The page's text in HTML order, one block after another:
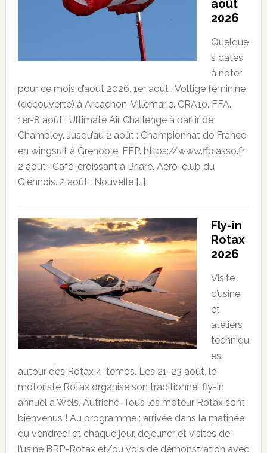
août
2026
Quelque
s dates
à noter
pour ce mois d’août 2026. 1er août : Voltige féminine
(découverte) à Arcachon-Villemarie. CRA10. FFA.
1er-8 août : Ultimate Air Challenge à partir de
Chambley. Jusqu’au 2 août : Championnat de France
en wingsuit à Grenoble. FFP. https://www.ffp.asso.fr
2 août : Café-croissant à Briare. Aéro-club du
Giennois. 2 août : Nouvelle […]
Fly-in
Rotax
2026
Visite
d’usine
et
ateliers
techniqu
es
autour des Rotax 4-temps. Les 21-23 août, le
motoriste Rotax organise son traditionnel fly-in
annuel à Wels, Autriche. Tous les moteur Rotax sont
bienvenus ! Au programme : arrivée dans la matinée
du vendredi et chaque jour, dejeuner et visites de
l’usine BRP-Rotax et/ou vols de démonstration avec